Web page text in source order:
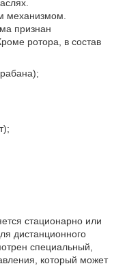
механизмом.
признан
ротора, в состав
стационарно или
дистанционного
специальный,
который может